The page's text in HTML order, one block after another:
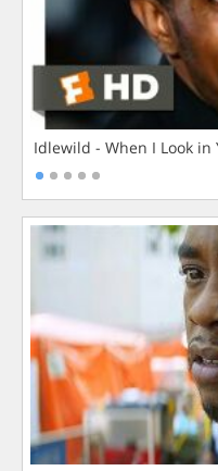
Idlewild - When I Look in